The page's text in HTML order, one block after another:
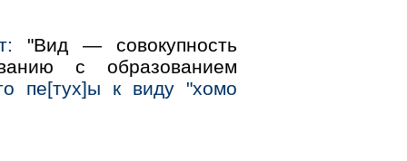
"Вид — совокупность
с образованием
пе[тух]ы к виду "хомо